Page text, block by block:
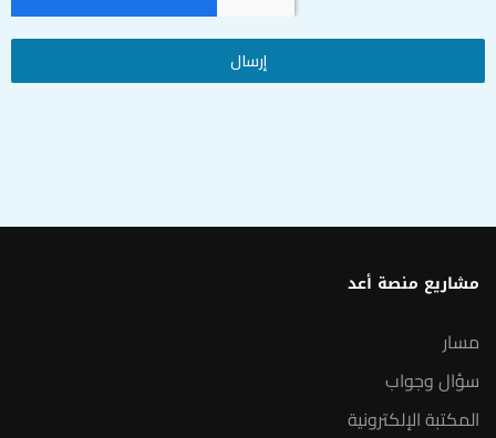
إرسال
مشاريع منصة أعد
مسار
سؤال وجواب
المكتبة الإلكترونية